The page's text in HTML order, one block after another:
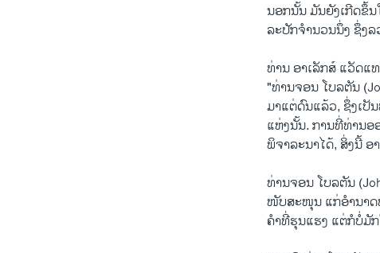
ນອກນັ້ນ ມັນຍັງ​ເກີດ​ຂຶ້
ລະ​ປັກ​ຈຳ​ນວນ​ນຶ່ງ ຊຶ່ງ
ທ່ານ ອາ​ເລັກ​ສ໌ ແວັດ​ແ
"ທ່ານຈອນ ໂບ​ລ​ຕັນ
ມາ​ແຕ່ດົນແລ້ວ, ຊຶ່ງ​ເປັ
ແຫ່ງນັ້ນ. ການ​ທີ່ທ່ານ​ອ
ພິ​ຈາ​ລະ​ນາ​ໄດ້, ສິ່ງນີ້
ທ່ານຈອນ ໂບ​ລ​ຕັນ
ໜັບສະ​ໜຸນ​ ແກ່​ອຳ​ນາດ​
ຄຳ​ທີ່​ຮຸນ​ແຮງ ແຕ່​ກໍ​ບໍ່​ມັ